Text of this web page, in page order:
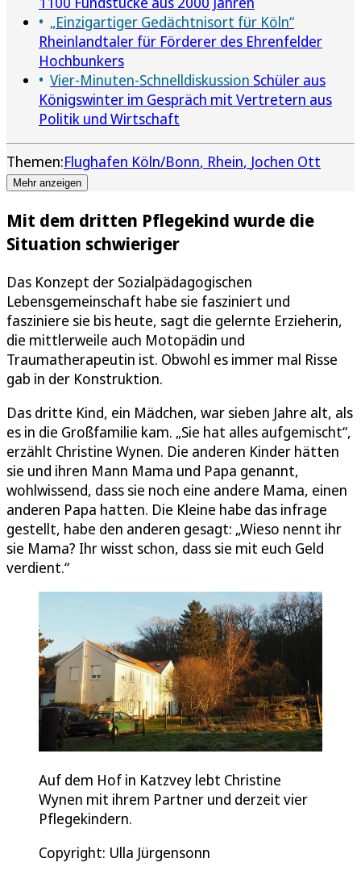
„Einzigartiger Gedächtnisort für Köln“
Rheinlandtaler für Förderer des Ehrenfelder
Hochbunkers
Vier-Minuten-Schnelldiskussion Schüler aus
Königswinter im Gespräch mit Vertretern aus
Politik und Wirtschaft
Themen:Flughafen Köln/Bonn Rhein Jochen Ott
Mehr anzeigen
Mit dem dritten Pflegekind wurde die
Situation schwieriger
Das Konzept der Sozialpädagogischen
Lebensgemeinschaft habe sie fasziniert und
fasziniere sie bis heute, sagt die gelernte Erzieherin,
die mittlerweile auch Motopädin und
Traumatherapeutin ist. Obwohl es immer mal Risse
gab in der Konstruktion.
Das dritte Kind, ein Mädchen, war sieben Jahre alt, als
es in die Großfamilie kam. „Sie hat alles aufgemischt“,
erzählt Christine Wynen. Die anderen Kinder hätten
sie und ihren Mann Mama und Papa genannt,
wohlwissend, dass sie noch eine andere Mama, einen
anderen Papa hatten. Die Kleine habe das infrage
gestellt, habe den anderen gesagt: „Wieso nennt ihr
sie Mama? Ihr wisst schon, dass sie mit euch Geld
verdient.“
Auf dem Hof in Katzvey lebt Christine
Wynen mit ihrem Partner und derzeit vier
Pflegekindern.
Copyright: Ulla Jürgensonn